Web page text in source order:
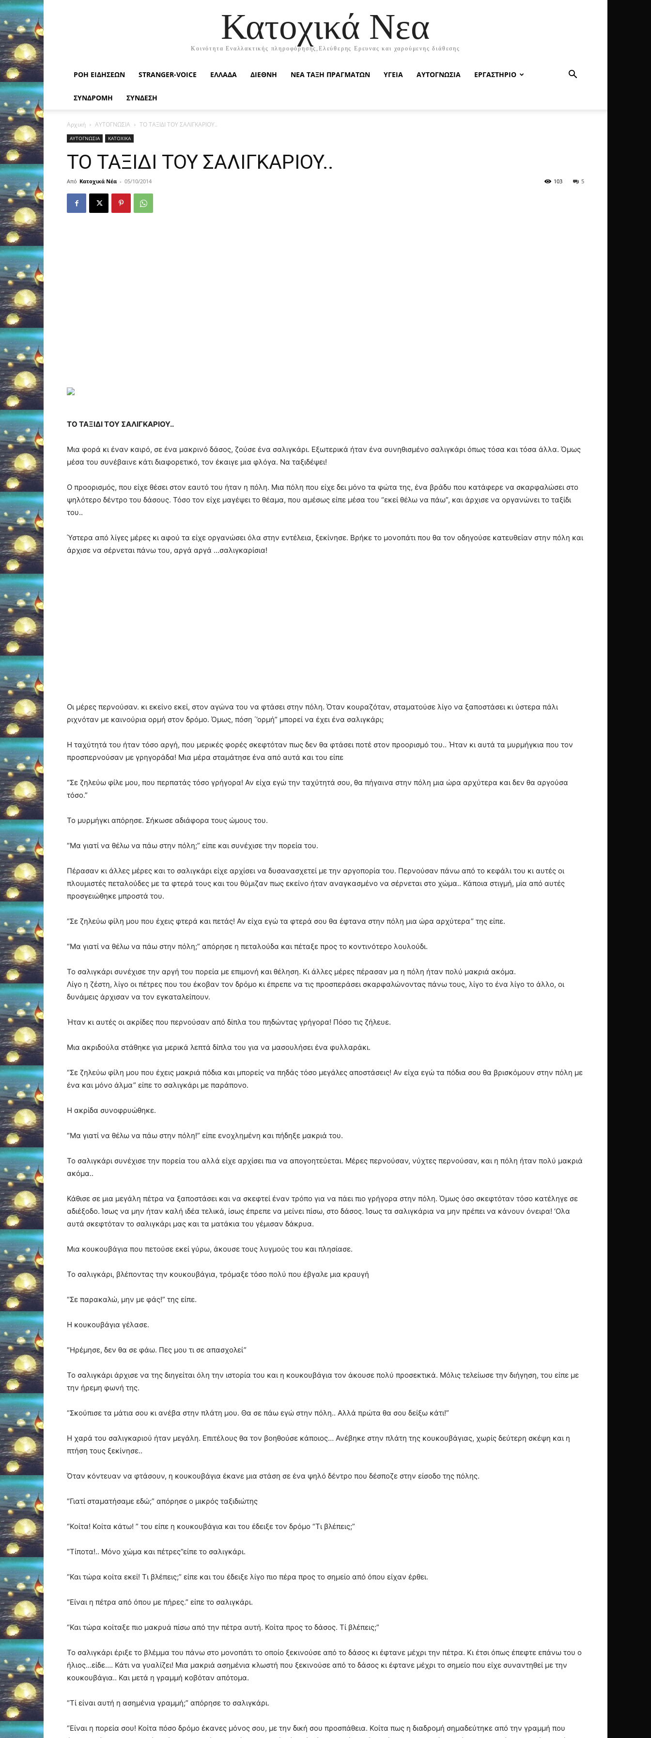
Κατοχικά Νεα
Κοινότητα Εναλλακτικής πληροφόρησης,Ελεύθερης Ερευνας και χαρούμενης διάθεσης
ΡΟΉ ΕΙΔΉΣΕΩΝ STRANGER-VOICE ΕΛΛΑΔΑ ΔΙΕΘΝΗ ΝΕΑ ΤΑΞΗ ΠΡΑΓΜΑΤΩΝ ΥΓΕΙΑ ΑΥΤΟΓΝΩΣΙΑ ΕΡΓΑΣΤΗΡΙΟ
ΣΥΝΔΡΟΜΗ ΣΥΝΔΕΣΗ
Αρχική ΑΥΤΟΓΝΩΣΙΑ ΤΟ ΤΑΞΙΔΙ ΤΟΥ ΣΑΛΙΓΚΑΡΙΟΥ..
ΑΥΤΟΓΝΩΣΙΑ ΚΑΤΟΧΙΚΑ
ΤΟ ΤΑΞΙΔΙ ΤΟΥ ΣΑΛΙΓΚΑΡΙΟΥ..
Από Κατοχικά Νέα - 05/10/2014 5
103
ΤΟ ΤΑΞΙΔΙ ΤΟΥ ΣΑΛΙΓΚΑΡΙΟΥ..
Μια φορά κι έναν καιρό, σε ένα μακρινό δάσος, ζούσε ένα σαλιγκάρι. Εξωτερικά ήταν ένα συνηθισμένο σαλιγκάρι όπως τόσα και τόσα άλλα. Όμως
μέσα του συνέβαινε κάτι διαφορετικό, τον έκαιγε μια φλόγα. Να ταξιδέψει!
Ο προορισμός, που είχε θέσει στον εαυτό του ήταν η πόλη. Μια πόλη που είχε δει μόνο τα φώτα της, ένα βράδυ που κατάφερε να σκαρφαλώσει στο
ψηλότερο δέντρο του δάσους. Τόσο τον είχε μαγέψει το θέαμα, που αμέσως είπε μέσα του “εκεί θέλω να πάω”, και άρχισε να οργανώνει το ταξίδι
του..
Ύστερα από λίγες μέρες κι αφού τα είχε οργανώσει όλα στην εντέλεια, ξεκίνησε. Βρήκε το μονοπάτι που θα τον οδηγούσε κατευθείαν στην πόλη και
άρχισε να σέρνεται πάνω του, αργά αργά …σαλιγκαρίσια!
Οι μέρες περνούσαν. κι εκείνο εκεί, στον αγώνα του να φτάσει στην πόλη. Όταν κουραζόταν, σταματούσε λίγο να ξαποστάσει κι ύστερα πάλι
ριχνόταν με καινούρια ορμή στον δρόμο. Όμως, πόση ΄’ορμή” μπορεί να έχει ένα σαλιγκάρι;
Η ταχύτητά του ήταν τόσο αργή, που μερικές φορές σκεφτόταν πως δεν θα φτάσει ποτέ στον προορισμό του.. Ήταν κι αυτά τα μυρμήγκια που τον
προσπερνούσαν με γρηγοράδα! Μια μέρα σταμάτησε ένα από αυτά και του είπε
“Σε ζηλεύω φίλε μου, που περπατάς τόσο γρήγορα! Αν είχα εγώ την ταχύτητά σου, θα πήγαινα στην πόλη μια ώρα αρχύτερα και δεν θα αργούσα
τόσο.”
Το μυρμήγκι απόρησε. Σήκωσε αδιάφορα τους ώμους του.
“Μα γιατί να θέλω να πάω στην πόλη;” είπε και συνέχισε την πορεία του.
Πέρασαν κι άλλες μέρες και το σαλιγκάρι είχε αρχίσει να δυσανασχετεί με την αργοπορία του. Περνούσαν πάνω από το κεφάλι του κι αυτές οι
πλουμιστές πεταλούδες με τα φτερά τους και του θύμιζαν πως εκείνο ήταν αναγκασμένο να σέρνεται στο χώμα.. Κάποια στιγμή, μία από αυτές
προσγειώθηκε μπροστά του.
“Σε ζηλεύω φίλη μου που έχεις φτερά και πετάς! Αν είχα εγώ τα φτερά σου θα έφτανα στην πόλη μια ώρα αρχύτερα” της είπε.
“Μα γιατί να θέλω να πάω στην πόλη;” απόρησε η πεταλούδα και πέταξε προς το κοντινότερο λουλούδι.
Το σαλιγκάρι συνέχισε την αργή του πορεία με επιμονή και θέληση. Κι άλλες μέρες πέρασαν μα η πόλη ήταν πολύ μακριά ακόμα.
Λίγο η ζέστη, λίγο οι πέτρες που του έκοβαν τον δρόμο κι έπρεπε να τις προσπεράσει σκαρφαλώνοντας πάνω τους, λίγο το ένα λίγο το άλλο, οι
δυνάμεις άρχισαν να τον εγκαταλείπουν.
Ήταν κι αυτές οι ακρίδες που περνούσαν από δίπλα του πηδώντας γρήγορα! Πόσο τις ζήλευε.
Μια ακριδούλα στάθηκε για μερικά λεπτά δίπλα του για να μασουλήσει ένα φυλλαράκι.
“Σε ζηλεύω φίλη μου που έχεις μακριά πόδια και μπορείς να πηδάς τόσο μεγάλες αποστάσεις! Αν είχα εγώ τα πόδια σου θα βρισκόμουν στην πόλη με
ένα και μόνο άλμα” είπε το σαλιγκάρι με παράπονο.
Η ακρίδα συνοφρυώθηκε.
“Μα γιατί να θέλω να πάω στην πόλη!” είπε ενοχλημένη και πήδηξε μακριά του.
Το σαλιγκάρι συνέχισε την πορεία του αλλά είχε αρχίσει πια να απογοητεύεται. Μέρες περνούσαν, νύχτες περνούσαν, και η πόλη ήταν πολύ μακριά
ακόμα..
Κάθισε σε μια μεγάλη πέτρα να ξαποστάσει και να σκεφτεί έναν τρόπο για να πάει πιο γρήγορα στην πόλη. Όμως όσο σκεφτόταν τόσο κατέληγε σε
αδιέξοδο. Ίσως να μην ήταν καλή ιδέα τελικά, ίσως έπρεπε να μείνει πίσω, στο δάσος. Ίσως τα σαλιγκάρια να μην πρέπει να κάνουν όνειρα! ‘Ολα
αυτά σκεφτόταν το σαλιγκάρι μας και τα ματάκια του γέμισαν δάκρυα.
Μια κουκουβάγια που πετούσε εκεί γύρω, άκουσε τους λυγμούς του και πλησίασε.
Το σαλιγκάρι, βλέποντας την κουκουβάγια, τρόμαξε τόσο πολύ που έβγαλε μια κραυγή
“Σε παρακαλώ, μην με φάς!” της είπε.
Η κουκουβάγια γέλασε.
“Ηρέμησε, δεν θα σε φάω. Πες μου τι σε απασχολεί”
Το σαλιγκάρι άρχισε να της διηγείται όλη την ιστορία του και η κουκουβάγια τον άκουσε πολύ προσεκτικά. Μόλις τελείωσε την διήγηση, του είπε με
την ήρεμη φωνή της.
“Σκούπισε τα μάτια σου κι ανέβα στην πλάτη μου. Θα σε πάω εγώ στην πόλη.. Αλλά πρώτα θα σου δείξω κάτι!”
Η χαρά του σαλιγκαριού ήταν μεγάλη. Επιτέλους θα τον βοηθούσε κάποιος… Ανέβηκε στην πλάτη της κουκουβάγιας, χωρίς δεύτερη σκέψη και η
πτήση τους ξεκίνησε..
Όταν κόντευαν να φτάσουν, η κουκουβάγια έκανε μια στάση σε ένα ψηλό δέντρο που δέσποζε στην είσοδο της πόλης.
“Γιατί σταματήσαμε εδώ;” απόρησε ο μικρός ταξιδιώτης
“Κοίτα! Κοίτα κάτω! ” του είπε η κουκουβάγια και του έδειξε τον δρόμο “Τι βλέπεις;”
“Τίποτα!.. Μόνο χώμα και πέτρες”είπε το σαλιγκάρι.
“Και τώρα κοίτα εκεί! Τι βλέπεις;” είπε και του έδειξε λίγο πιο πέρα προς το σημείο από όπου είχαν έρθει.
“Είναι η πέτρα από όπου με πήρες.” είπε το σαλιγκάρι.
“Και τώρα κοίταξε πιο μακρυά πίσω από την πέτρα αυτή. Κοίτα προς το δάσος. Τί βλέπεις;”
Το σαλιγκάρι έριξε το βλέμμα του πάνω στο μονοπάτι το οποίο ξεκινούσε από το δάσος κι έφτανε μέχρι την πέτρα. Κι έτσι όπως έπεφτε επάνω του ο
ήλιος…είδε…. Κάτι να γυαλίζει! Μια μακριά ασημένια κλωστή που ξεκινούσε από το δάσος κι έφτανε μέχρι το σημείο που είχε συναντηθεί με την
κουκουβάγια.. Και μετά η γραμμή κοβόταν απότομα.
“Τί είναι αυτή η ασημένια γραμμή;” απόρησε το σαλιγκάρι.
“Είναι η πορεία σου! Κοίτα πόσο δρόμο έκανες μόνος σου, με την δική σου προσπάθεια. Κοίτα πως η διαδρομή σημαδεύτηκε από την γραμμή που